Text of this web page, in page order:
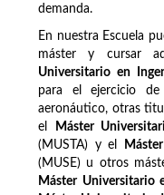
demanda.
En nuestra Escuela
máster y cursar
Universitario en
para el ejercicio
aeronáutico, otras
el
Máster
(MUSTA) y el
(MUSE) u otros
Máster Universitario